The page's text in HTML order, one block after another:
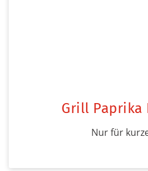
Grill Paprika
Nur für